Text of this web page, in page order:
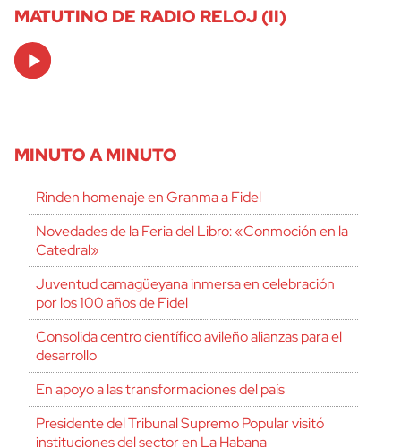
MATUTINO DE RADIO RELOJ (II)
Audio
Player
MINUTO A MINUTO
Rinden homenaje en Granma a Fidel
Novedades de la Feria del Libro: «Conmoción en la
Catedral»
Juventud camagüeyana inmersa en celebración
por los 100 años de Fidel
Consolida centro científico avileño alianzas para el
desarrollo
En apoyo a las transformaciones del país
Presidente del Tribunal Supremo Popular visitó
instituciones del sector en La Habana